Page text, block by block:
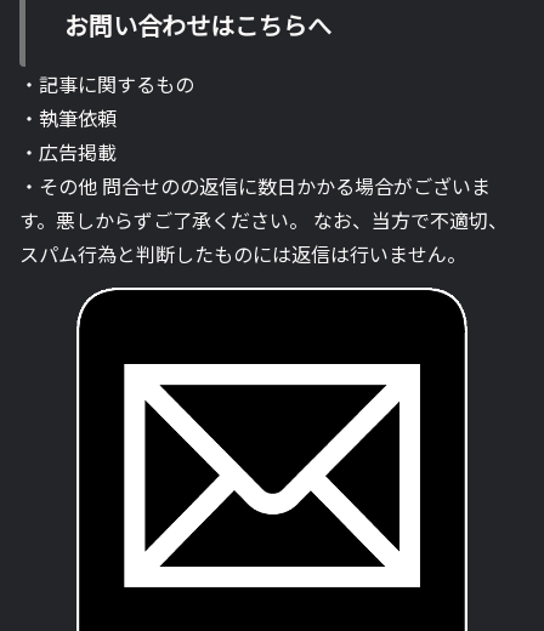
お問い合わせはこちらへ
・記事に関するもの
・執筆依頼
・広告掲載
・その他 問合せのの返信に数日かかる場合がございま
す。悪しからずご了承ください。 なお、当方で不適切、
スパム行為と判断したものには返信は行いません。